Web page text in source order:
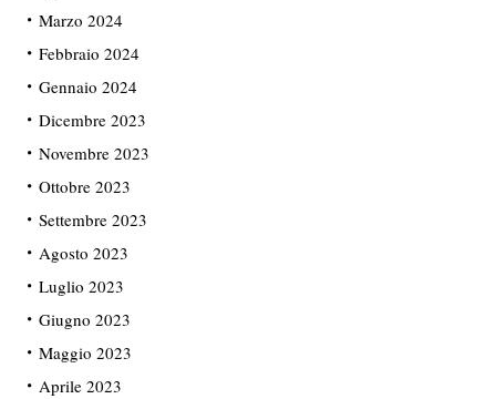
Marzo 2024
Febbraio 2024
Gennaio 2024
Dicembre 2023
Novembre 2023
Ottobre 2023
Settembre 2023
Agosto 2023
Luglio 2023
Giugno 2023
Maggio 2023
Aprile 2023